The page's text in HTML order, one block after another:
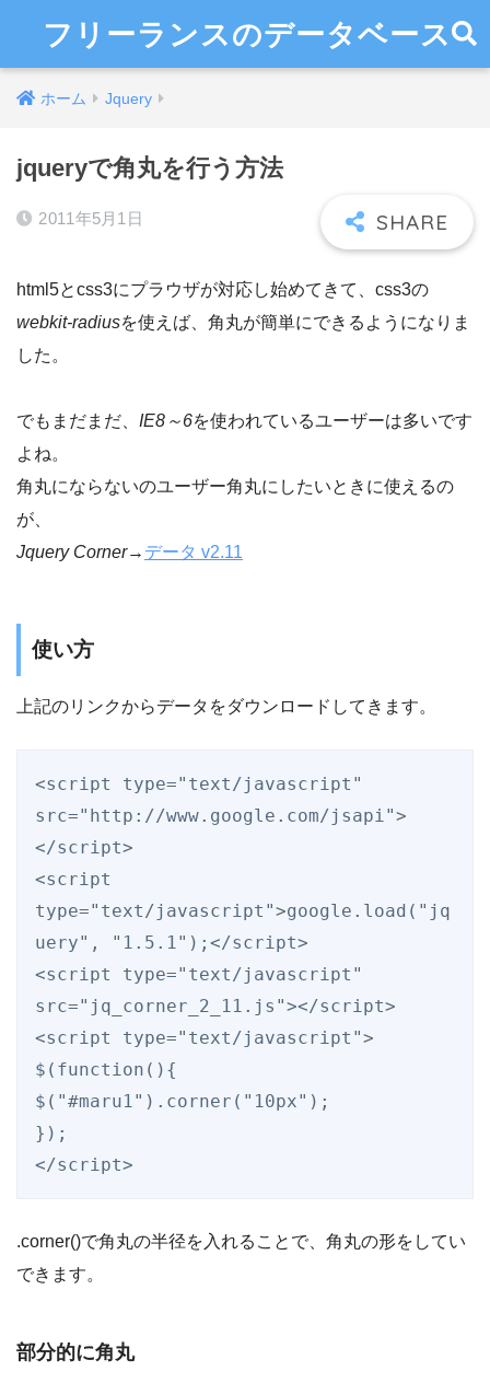
フリーランスのデータベース
ホーム Jquery
jqueryで角丸を行う方法
2011年5月1日
html5とcss3にプラウザが対応し始めてきて、css3の
webkit-radiusを使えば、角丸が簡単にできるようになりま
した。
でもまだまだ、 IE8～6を使われているユーザーは多いです
よね。
角丸にならないのユーザー角丸にしたいときに使えるの
が、
Jquery Corner→ データ v2.11
使い方
上記のリンクからデータをダウンロードしてきます。
<script type="text/javascript"
src="http://www.google.com/jsapi">
</script>
<script
type="text/javascript">google.load("jq
uery", "1.5.1");</script>
<script type="text/javascript"
src="jq_corner_2_11.js"></script>
<script type="text/javascript">
$(function(){
$("#maru1").corner("10px");
});
</script>
.corner()で角丸の半径を入れることで、角丸の形をしてい
できます。
部分的に角丸